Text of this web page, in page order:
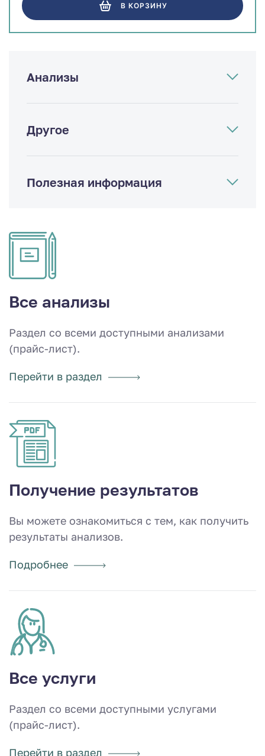
Анализы
Другое
Полезная информация
В КОРЗИНУ
Все анализы
Раздел со всеми доступными анализами
(прайс-лист).
Перейти в раздел
Получение результатов
Вы можете ознакомиться с тем, как получить
результаты анализов.
Подробнее
Все услуги
Раздел со всеми доступными услугами
(прайс-лист).
Перейти в раздел